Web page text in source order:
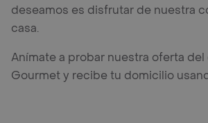
deseamos es disfrutar de nuestra
casa.
Anímate a probar nuestra oferta
Gourmet y recibe tu domicilio